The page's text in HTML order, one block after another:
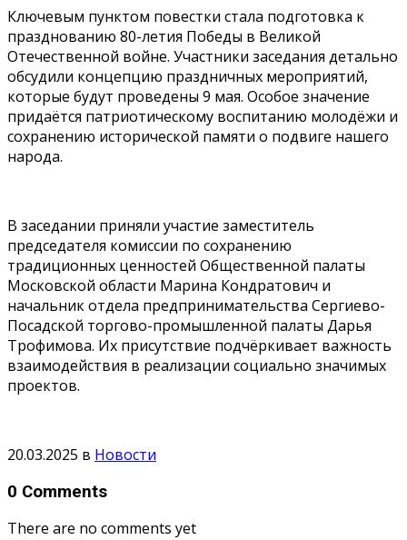
Ключевым пунктом повестки стала подготовка к
празднованию 80-летия Победы в Великой
Отечественной войне. Участники заседания детально
обсудили концепцию праздничных мероприятий,
которые будут проведены 9 мая. Особое значение
придаётся патриотическому воспитанию молодёжи и
сохранению исторической памяти о подвиге нашего
народа.
В заседании приняли участие заместитель
председателя комиссии по сохранению
традиционных ценностей Общественной палаты
Московской области Марина Кондратович и
начальник отдела предпринимательства Сергиево-
Посадской торгово-промышленной палаты Дарья
Трофимова. Их присутствие подчёркивает важность
взаимодействия в реализации социально значимых
проектов.
20.03.2025 в Новости
0 Comments
There are no comments yet